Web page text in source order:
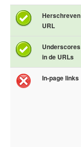
Herschreven
URL
Underscores
in de URLs
In-page links